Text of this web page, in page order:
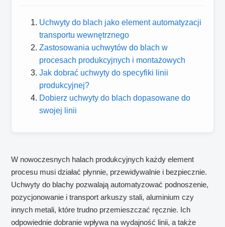
Uchwyty do blach jako element automatyzacji
transportu wewnętrznego
Zastosowania uchwytów do blach w
procesach produkcyjnych i montażowych
Jak dobrać uchwyty do specyfiki linii
produkcyjnej?
Dobierz uchwyty do blach dopasowane do
swojej linii
W nowoczesnych halach produkcyjnych każdy element
procesu musi działać płynnie, przewidywalnie i bezpiecznie.
Uchwyty do blachy pozwalają automatyzować podnoszenie,
pozycjonowanie i transport arkuszy stali, aluminium czy
innych metali, które trudno przemieszczać ręcznie. Ich
odpowiednie dobranie wpływa na wydajność linii, a także